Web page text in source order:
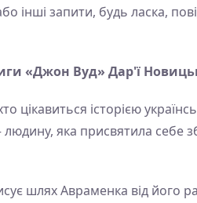
інші запити, будь ласка,
«Джон Вуд» Дар'ї
цікавиться історією
яка присвятила себе
шлях Авраменка від його